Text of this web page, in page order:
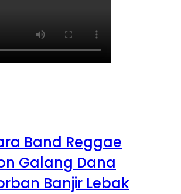
Band Reggae
Galang Dana
Banjir Lebak